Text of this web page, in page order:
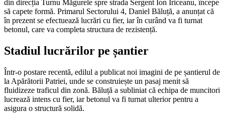
din direcția Turnu Măgurele spre strada Sergent Ion Iriceanu, începe
să capete formă. Primarul Sectorului 4, Daniel Băluță, a anunțat că
în prezent se efectuează lucrări cu fier, iar în curând va fi turnat
betonul, care va completa structura de rezistență.
Stadiul lucrărilor pe șantier
Într-o postare recentă, edilul a publicat noi imagini de pe șantierul de
la Apărătorii Patriei, unde se construiește un pasaj menit să
fluidizeze traficul din zonă. Băluță a subliniat că echipa de muncitori
lucrează intens cu fier, iar betonul va fi turnat ulterior pentru a
asigura o structură solidă.